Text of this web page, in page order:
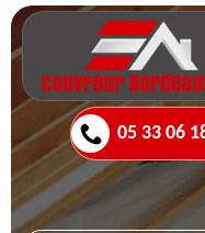
05 33 06